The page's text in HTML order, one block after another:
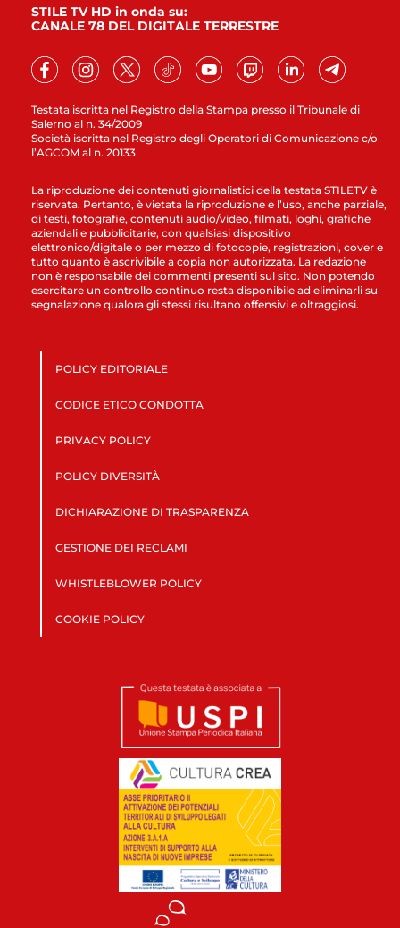
Testata iscritta nel Registro della Stampa presso il Tribunale di
Salerno al n. 34/2009
Società iscritta nel Registro degli Operatori di Comunicazione c/o
l’AGCOM al n. 20133
STILE TV HD in onda su:
CANALE 78 DEL DIGITALE TERRESTRE
La riproduzione dei contenuti giornalistici della testata STILETV è
riservata. Pertanto, è vietata la riproduzione e l’uso, anche parziale,
di testi, fotografie, contenuti audio/video, filmati, loghi, grafiche
aziendali e pubblicitarie, con qualsiasi dispositivo
elettronico/digitale o per mezzo di fotocopie, registrazioni, cover e
tutto quanto è ascrivibile a copia non autorizzata. La redazione
non è responsabile dei commenti presenti sul sito. Non potendo
esercitare un controllo continuo resta disponibile ad eliminarli su
segnalazione qualora gli stessi risultano offensivi e oltraggiosi.
POLICY EDITORIALE
CODICE ETICO CONDOTTA
PRIVACY POLICY
POLICY DIVERSITÀ
DICHIARAZIONE DI TRASPARENZA
GESTIONE DEI RECLAMI
WHISTLEBLOWER POLICY
COOKIE POLICY